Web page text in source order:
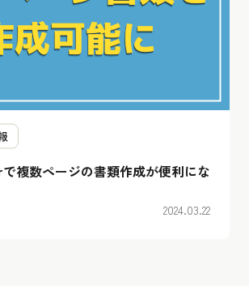
複数ページの書類作成が便利にな
2024.03.22